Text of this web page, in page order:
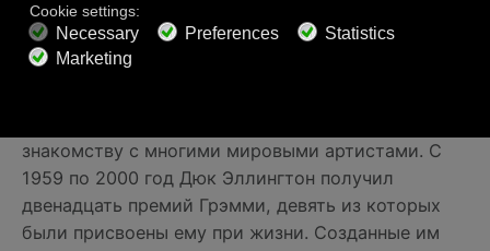
различными исполнителями, такими как Луи
Армстронг, Коулмен Хокинс, Джон Колтрейн и
другими. Вскоре после этого он выступал по
знакомству с многими мировыми артистами. С
1959 по 2000 год Дюк Эллингтон получил
двенадцать премий Грэмми, девять из которых
были присвоены ему при жизни. Созданные им